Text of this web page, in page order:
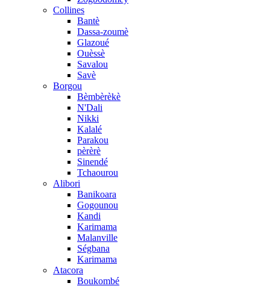
Collines
Bantè
Dassa-zoumè
Glazoué
Ouèssè
Savalou
Savè
Borgou
Bèmbèrèkè
N'Dali
Nikki
Kalalé
Parakou
pèrèrè
Sinendé
Tchaourou
Alibori
Banikoara
Gogounou
Kandi
Karimama
Malanville
Ségbana
Karimama
Atacora
Boukombé